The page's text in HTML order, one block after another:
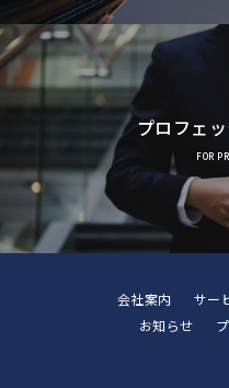
プロフェ
FOR
会社案内 サー
お知らせ